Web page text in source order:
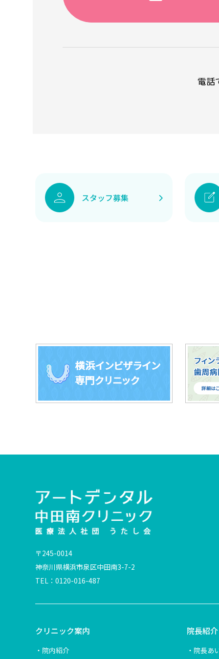
電話
スタッフ募集
〒245-0014
神奈川県横浜市泉区中田南3-7-2
TEL：0120-016-487
クリニック案内
院内紹介
院長紹介
院長あ